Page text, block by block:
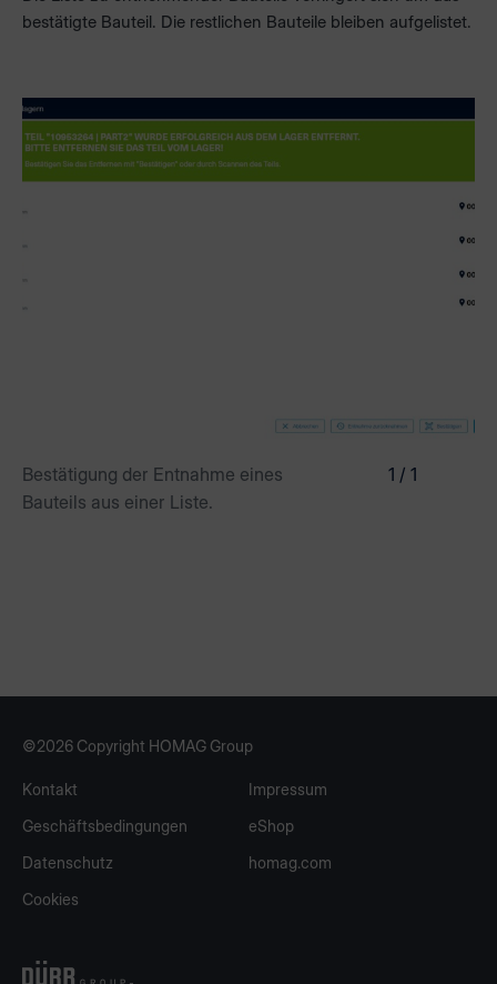
bestätigte Bauteil. Die restlichen Bauteile bleiben aufgelistet.
Bestätigung der Entnahme eines
Bauteils aus einer Liste.
1 / 1
©2026 Copyright HOMAG Group
Kontakt
Impressum
Geschäftsbedingungen
eShop
Datenschutz
homag.com
Cookies